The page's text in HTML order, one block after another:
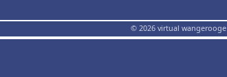
© 2026 virtual wangerooge